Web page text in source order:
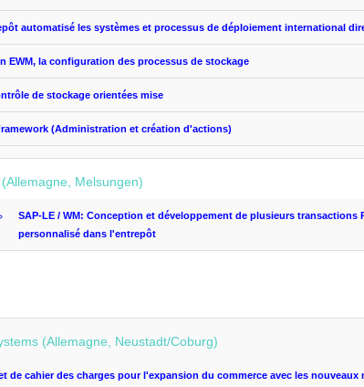
automatisé les systèmes et processus de déploiement international
EWM, la configuration des processus de stockage
de stockage orientées mise
(Administration et création d'actions)
Melsungen)
SAP-LE / WM: Conception et développement de plusieurs transactions
personnalisé dans l'entrepôt
(Allemagne, Neustadt/Coburg)
de cahier des charges pour l'expansion du commerce avec les nouveaux